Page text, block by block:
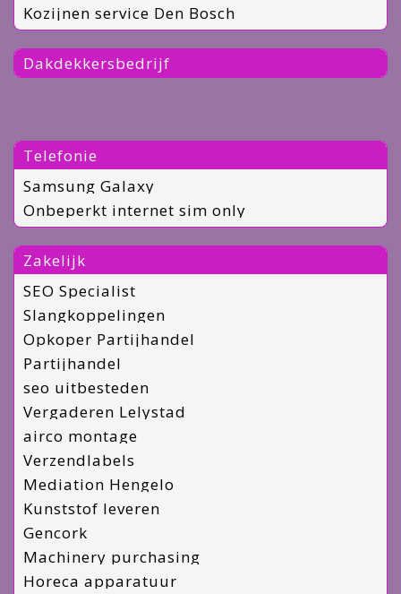
Kozijnen service Den Bosch
Dakdekkersbedrijf
Telefonie
Samsung Galaxy
Onbeperkt internet sim only
Zakelijk
SEO Specialist
Slangkoppelingen
Opkoper Partijhandel
Partijhandel
seo uitbesteden
Vergaderen Lelystad
airco montage
Verzendlabels
Mediation Hengelo
Kunststof leveren
Gencork
Machinery purchasing
Horeca apparatuur